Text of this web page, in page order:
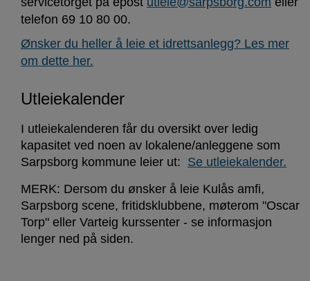
telefon 69 10 80 00.
Ønsker du heller å leie et idrettsanlegg? Les mer
om dette her.
Utleiekalender
I utleiekalenderen får du oversikt over ledig
kapasitet ved noen av lokalene/anleggene som
Sarpsborg kommune leier ut: Se utleiekalender.
MERK: Dersom du ønsker å leie Kulås amfi,
Sarpsborg scene, fritidsklubbene, møterom "Oscar
Torp" eller Varteig kurssenter - se informasjon
lenger ned på siden.